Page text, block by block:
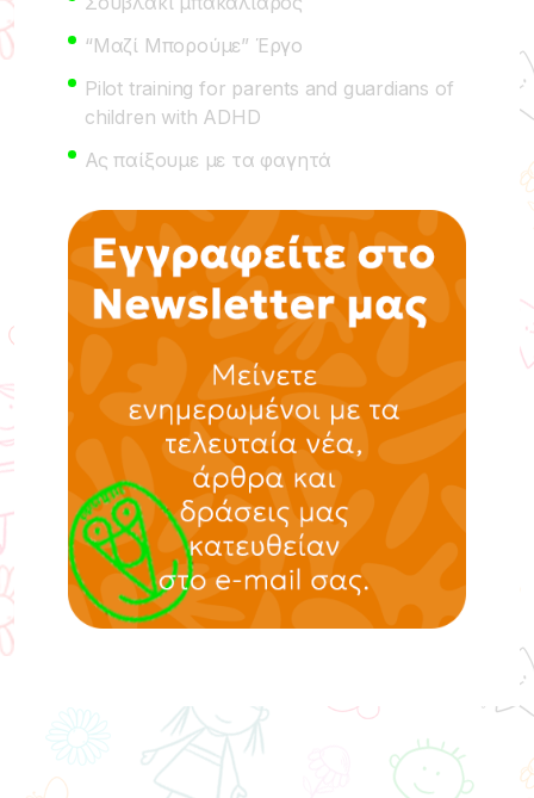
“Μαζί Μπορούμε” Έργο
Pilot training for parents and guardians of
children with ADHD
Ας παίξουμε με τα φαγητά